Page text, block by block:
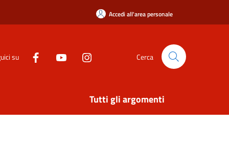
Accedi all'area personale
su Cerca
Tutti gli argomenti